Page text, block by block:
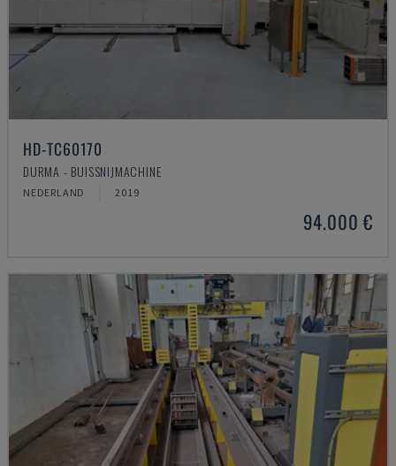
HD-TC60170
DURMA - BUISSNIJMACHINE
NEDERLAND 2019
94.000 €